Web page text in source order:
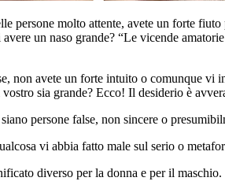
persone molto attente, avete un forte
un naso grande? “Le vicende
non avete un forte intuito o comunque vi
sia grande? Ecco! Il desiderio è
persone false, non sincere o
vi abbia fatto male sul serio o
diverso per la donna e per il